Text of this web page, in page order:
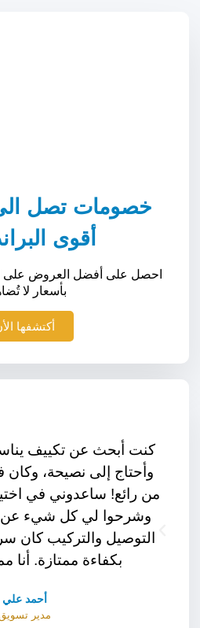
أقوى
احصل على أفضل العروض على
بأسعار لا
أكتشفها
كنت أبحث عن تكييف
وأحتاج إلى نصيحة، وكان
من رائع! ساعدوني في
وشرحوا لي كل شيء عن
التوصيل والتركيب كان
بكفاءة ممتازة. أنا
أحمد علي
مدير تسويق